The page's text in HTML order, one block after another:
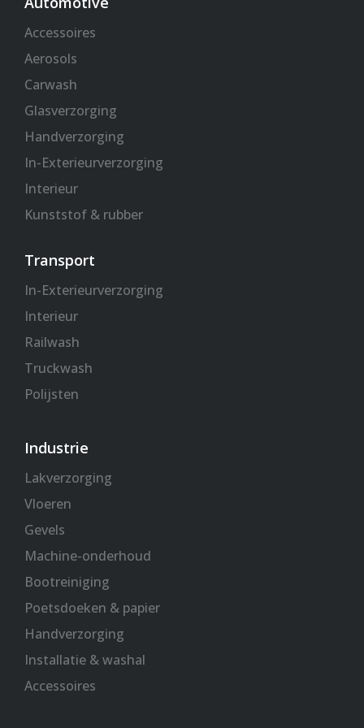
Accessoires
Aerosols
Carwash
Glasverzorging
Handverzorging
In-Exterieurverzorging
Interieur
Kunststof & rubber
Transport
In-Exterieurverzorging
Interieur
Railwash
Truckwash
Polijsten
Industrie
Lakverzorging
Vloeren
Gevels
Machine-onderhoud
Bootreiniging
Poetsdoeken & papier
Handverzorging
Installatie & washal
Accessoires